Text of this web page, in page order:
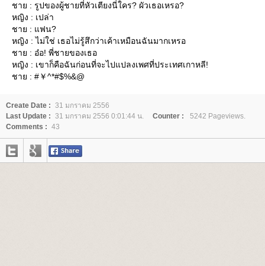
ชาย : รูปของผู้ชายที่หัวเตียงนี่ใคร? ผัวเธอเหรอ?
หญิง : เปล่า
ชาย : แฟน?
หญิง : ไม่ใช่ เธอไม่รู้สึกว่าเค้าเหมือนฉันมากเหรอ
ชาย : อ๋อ! พี่ชายของเธอ
หญิง : เขาก็คือฉันก่อนที่จะไปแปลงเพศที่ประเทศเกาหลี!
ชาย : #￥^*#$%&@
Create Date : 31 มกราคม 2556
Last Update : 31 มกราคม 2556 0:01:44 น. Counter :
5242 Pageviews.
Comments : 43